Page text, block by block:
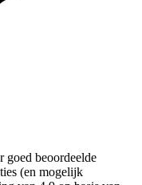
goed beoordeelde
(en mogelijk